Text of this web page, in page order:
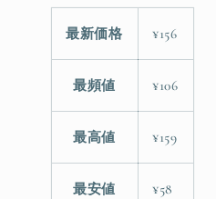
最新価格 ¥156
最頻値 ¥106
最高値 ¥159
最安値 ¥58